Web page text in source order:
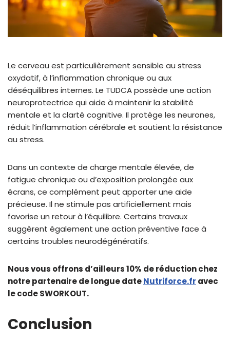
Le cerveau est particulièrement sensible au stress
oxydatif, à l’inflammation chronique ou aux
déséquilibres internes. Le TUDCA possède une action
neuroprotectrice qui aide à maintenir la stabilité
mentale et la clarté cognitive. Il protège les neurones,
réduit l’inflammation cérébrale et soutient la résistance
au stress.
Dans un contexte de charge mentale élevée, de
fatigue chronique ou d’exposition prolongée aux
écrans, ce complément peut apporter une aide
précieuse. Il ne stimule pas artificiellement mais
favorise un retour à l’équilibre. Certains travaux
suggèrent également une action préventive face à
certains troubles neurodégénératifs.
Nous vous offrons d’ailleurs 10% de réduction chez
notre partenaire de longue dateNutriforce.fr avec
le code SWORKOUT.
Conclusion